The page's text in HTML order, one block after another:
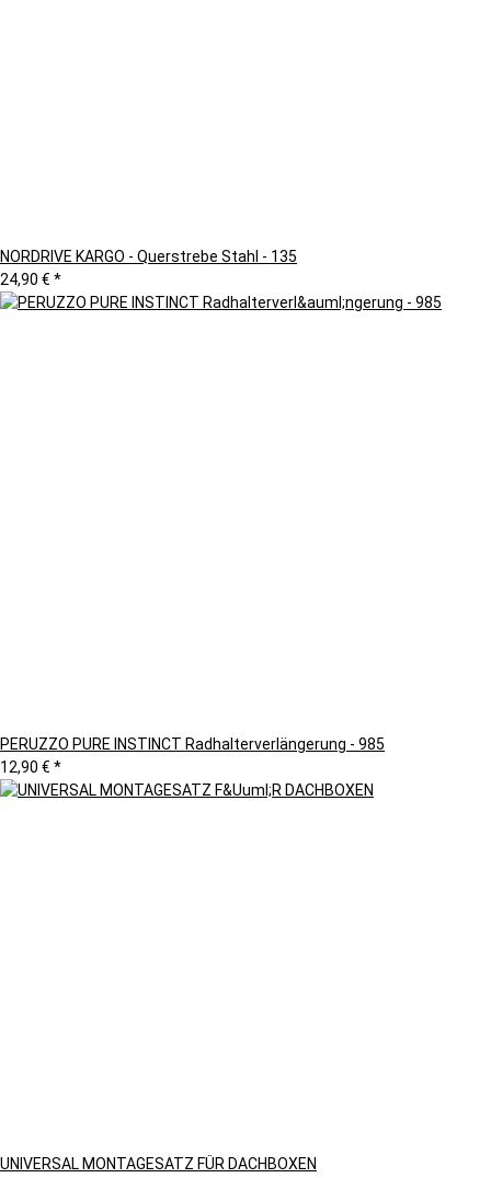
NORDRIVE KARGO - Querstrebe Stahl - 135
24,90 € *
PERUZZO PURE INSTINCT Radhalterverlängerung - 985
12,90 € *
UNIVERSAL MONTAGESATZ FÜR DACHBOXEN